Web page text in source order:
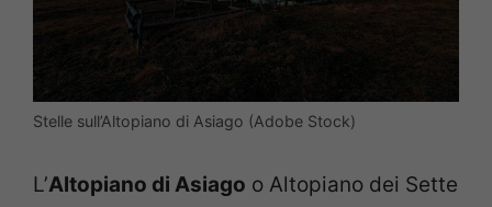
Stelle sull’Altopiano di Asiago (Adobe Stock)
L’Altopiano di Asiago o Altopiano dei Sette